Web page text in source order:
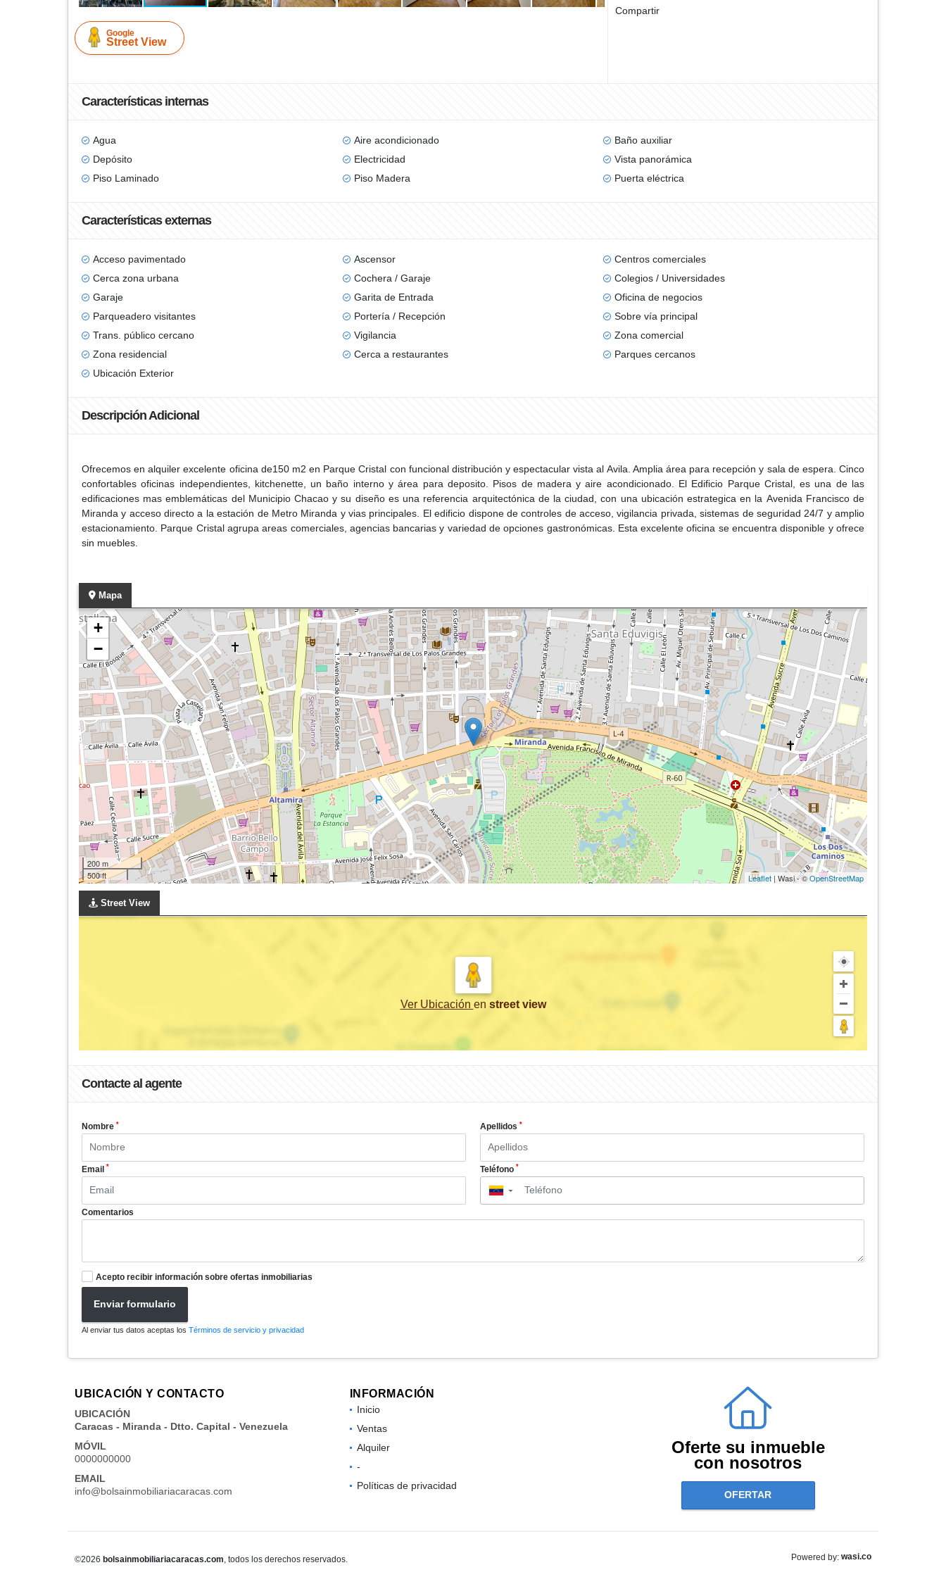
Google
Street View
Compartir
Características internas
Agua Aire acondicionado
Baño auxiliar
Depósito
Electricidad
Vista panorámica
Piso Laminado
Piso Madera Puerta eléctrica
Características externas
Acceso pavimentado Ascensor
Centros comerciales
Cerca zona urbana
Cochera / Garaje
Colegios / Universidades
Garaje
Garita de Entrada
Oficina de negocios
Parqueadero visitantes
Portería / Recepción
Sobre vía principal
Trans. público cercano
Vigilancia
Zona comercial
Zona residencial
Cerca a restaurantes
Parques cercanos
Ubicación Exterior
Descripción Adicional
Ofrecemos en alquiler excelente oficina de150 m2 en Parque Cristal con funcional distribución y espectacular vista al Avila. Amplia área para recepción y sala de espera. Cinco
confortables oficinas independientes, kitchenette, un baño interno y área para deposito. Pisos de madera y aire acondicionado. El Edificio Parque Cristal, es una de las
edificaciones mas emblemáticas del Municipio Chacao y su diseño es una referencia arquitectónica de la ciudad, con una ubicación estrategica en la Avenida Francisco de
Miranda y acceso directo a la estación de Metro Miranda y vias principales. El edificio dispone de controles de acceso, vigilancia privada, sistemas de seguridad 24/7 y amplio
estacionamiento. Parque Cristal agrupa areas comerciales, agencias bancarias y variedad de opciones gastronómicas. Esta excelente oficina se encuentra disponible y ofrece
sin muebles.
Mapa
+
−
200 m
500 ft
Leaflet | Wasi - ©OpenStreetMap
Street View
Ver Ubicación en street view
Contacte al agente
Nombre * Apellidos *
Email * Teléfono *
▼
Comentarios
Acepto recibir información sobre ofertas inmobiliarias
Enviar formulario
Al enviar tus datos aceptas los Términos de servicio y privacidad
UBICACIÓN Y CONTACTO
UBICACIÓN
Caracas - Miranda - Dtto. Capital - Venezuela
MÓVIL
0000000000
EMAIL
info@bolsainmobiliariacaracas.com
INFORMACIÓN
Inicio
Ventas
Alquiler
-
Políticas de privacidad
Oferte su inmueble
con nosotros
OFERTAR
©2026 bolsainmobiliariacaracas.com, todos los derechos reservados. Powered by: wasi.co